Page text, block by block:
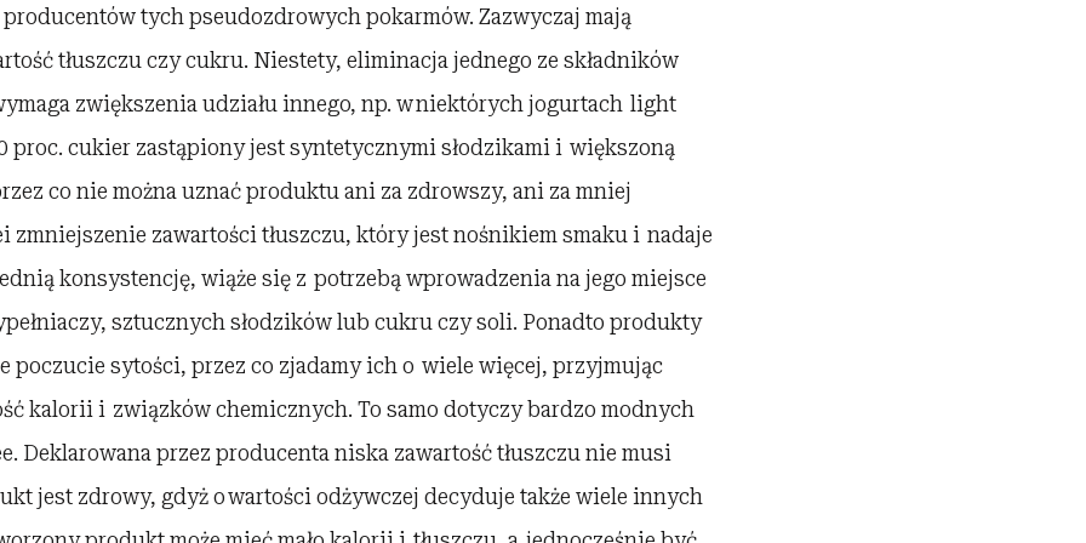
tych pseudozdrowych pokarmów. Zazwyczaj mają
tłuszczu czy cukru. Niestety, eliminacja jednego ze składników
zwiększenia udziału innego, np. w niektórych jogurtach light
proc. cukier zastąpiony jest syntetycznymi słodzikami i większoną
co nie można uznać produktu ani za zdrowszy, ani za mniej
zmniejszenie zawartości tłuszczu, który jest nośnikiem smaku i nadaje
konsystencję, wiąże się z potrzebą wprowadzenia na jego miejsce
sztucznych słodzików lub cukru czy soli. Ponadto produkty
poczucie sytości, przez co zjadamy ich o wiele więcej, przyjmując
kalorii i związków chemicznych. To samo dotyczy bardzo modnych
Deklarowana przez producenta niska zawartość tłuszczu nie musi
jest zdrowy, gdyż o wartości odżywczej decyduje także wiele innych